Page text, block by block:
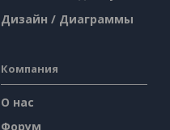
Дизайн / Диаграммы
Компания
О нас
Форум